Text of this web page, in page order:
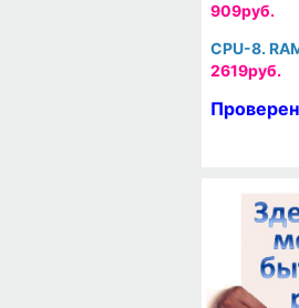
909руб.
CPU-8.
2619руб.